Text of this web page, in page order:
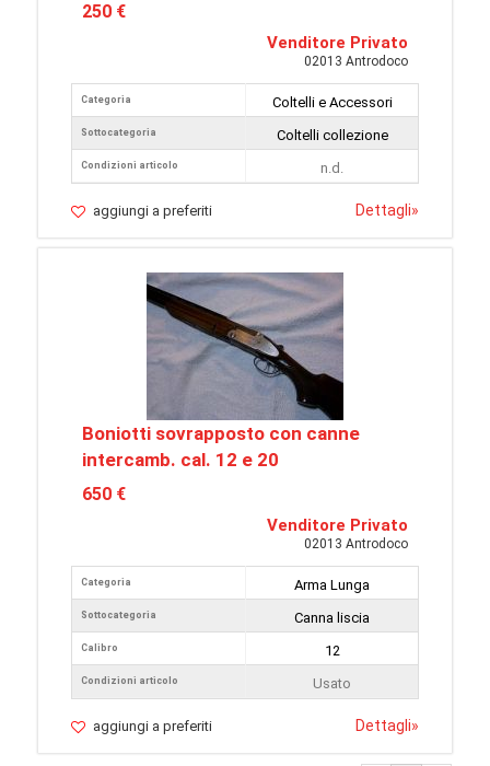
250 €
Venditore Privato
02013 Antrodoco
Categoria
Sottocategoria
Condizioni articolo
Coltelli e Accessori
Coltelli collezione
n.d.
aggiungi a preferiti Dettagli»
Boniotti sovrapposto con canne
intercamb. cal. 12 e 20
650 €
Venditore Privato
02013 Antrodoco
Categoria
Sottocategoria
Calibro
Condizioni articolo
Arma Lunga
Canna liscia
12
Usato
aggiungi a preferiti Dettagli»